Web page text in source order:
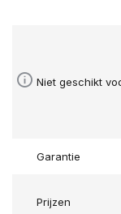
Niet geschikt
Garantie
Prijzen